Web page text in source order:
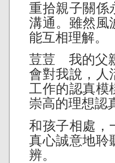
重拾親子關係
溝通。雖然風
能互相理解。
荳荳 我的父
會對我說，人
工作的認真模
崇高的理想認
和孩子相處，
真心誠意地聆
辨。